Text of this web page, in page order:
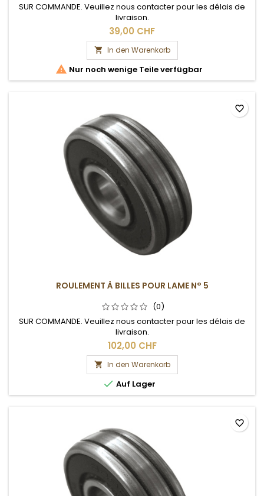
SUR COMMANDE. Veuillez nous contacter pour les délais de
livraison.
39,00 CHF
 In den Warenkorb
 Nur noch wenige Teile verfügbar
ROULEMENT À BILLES POUR LAME N° 5
(0)
SUR COMMANDE. Veuillez nous contacter pour les délais de
livraison.
102,00 CHF
 In den Warenkorb
 Auf Lager
favorite_border
favorite_border